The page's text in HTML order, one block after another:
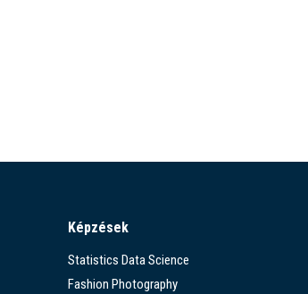
Képzések
Statistics Data Science
Fashion Photography